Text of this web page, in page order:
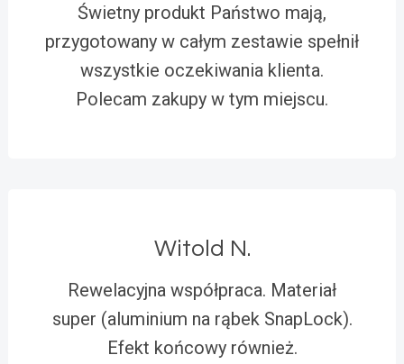
Świetny produkt Państwo mają,
przygotowany w całym zestawie spełnił
wszystkie oczekiwania klienta.
Polecam zakupy w tym miejscu.
Witold N.
Rewelacyjna współpraca. Materiał
super (aluminium na rąbek SnapLock).
Efekt końcowy również.